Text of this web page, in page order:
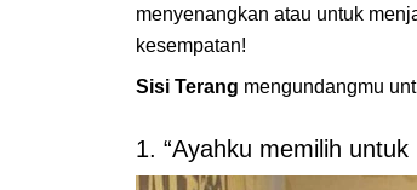
menyenangkan atau untuk
kesempatan!
Sisi Terang mengundangmu
1. “Ayahku memilih